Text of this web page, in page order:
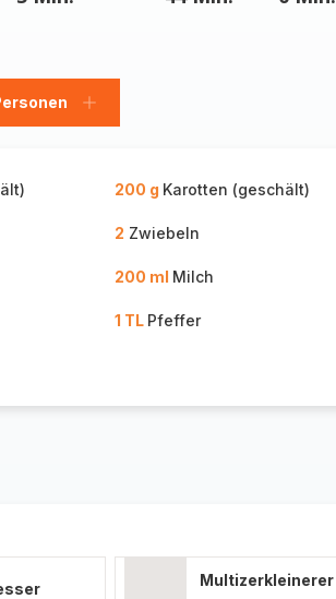
Personen
200 g Karotten (geschält)
2 Zwiebeln
200 ml Milch
1 TL Pfeffer
Multizerkleinerer